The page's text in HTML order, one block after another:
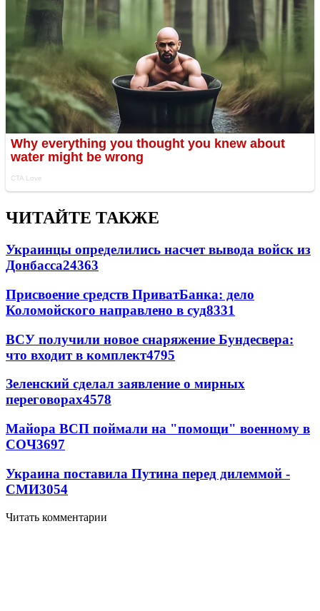
ЧИТАЙТЕ ТАКЖЕ
Украинцы определились насчет вывода войск из
Донбасса24363
Присвоение средств ПриватБанка: дело
Коломойского направлено в суд8331
ВСУ получили новое снаряжение Бундесвера:
что входит в комплект4795
Зеленский сделал заявление о мирных
переговорах4578
Майора ВСП поймали на "помощи" военному в
СОЧ3697
Украина поставила Путина перед дилеммой -
СМИ3054
Читать комментарии